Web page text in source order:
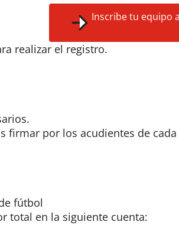
Inscribe tu equipo
realizar el registro.
firmar por los acudientes de
fútbol
total en la siguiente cuenta: